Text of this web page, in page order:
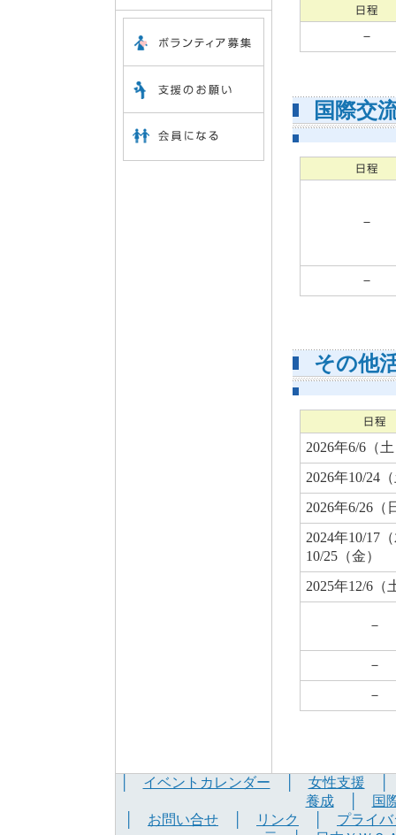
－
国際交
－
－
その他
2026年6/6（
2026年10/24
2026年6/26（
2024年10/17
10/25（金）
2025年12/6（
－
－
－
イベントカレンダー 女性支援
養成│
国
お問い合せ リンク
プライ